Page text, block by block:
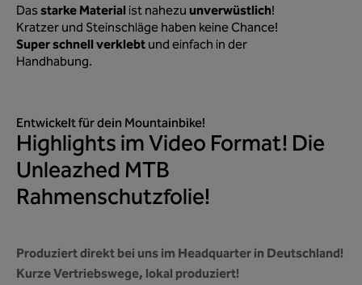
Dasstarke Material ist nahezuunverwüstlich!
Kratzer und Steinschläge haben keine Chance!
Super schnell verklebtund einfach in der
Handhabung.
Entwickelt für dein Mountainbike!
Highlights im Video Format! Die
Unleazhed MTB
Rahmenschutzfolie!
Produziert direkt bei uns im Headquarter in Deutschland!
Kurze Vertriebswege, lokal produziert!